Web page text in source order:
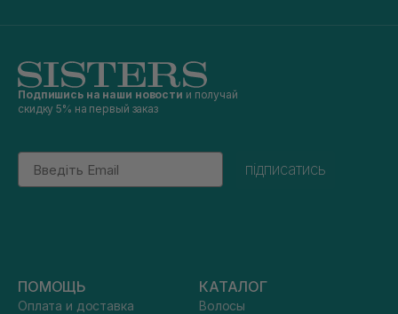
Подпишись на наши новости и получай
скидку 5% на первый заказ
Email
підписатись
ПОМОЩЬ
Оплата и доставка
КАТАЛОГ
Волосы